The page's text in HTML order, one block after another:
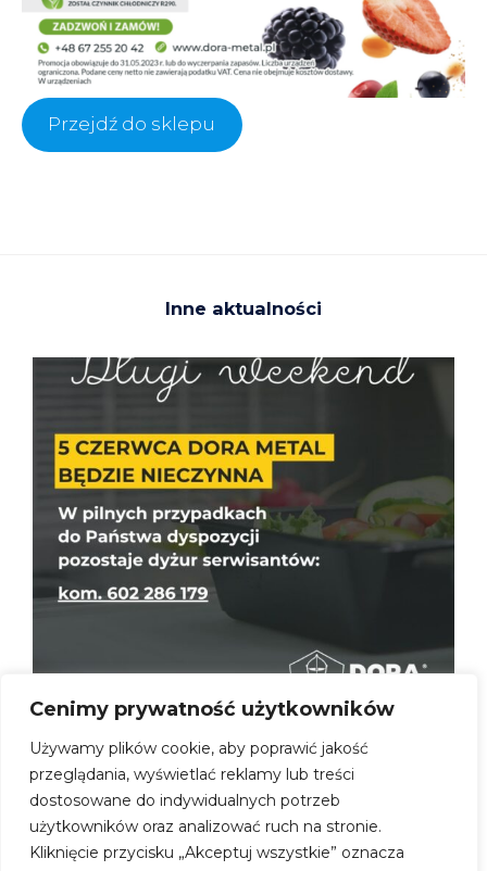
Cenimy prywatność użytkowników
Używamy plików cookie, aby poprawić jakość
przeglądania, wyświetlać reklamy lub treści
dostosowane do indywidualnych potrzeb
użytkowników oraz analizować ruch na stronie.
Kliknięcie przycisku „Akceptuj wszystkie” oznacza
Przejdź do sklepu
Inne aktualności
Dora Metal nieczynna
3 czerwca 2026
5 czerwca Dora Metal będzie nieczynna. W
pilnych przypadkach do Państwa dyspozycji
pozostaje dyżur serwisantów:...
Dowiedz się więcej